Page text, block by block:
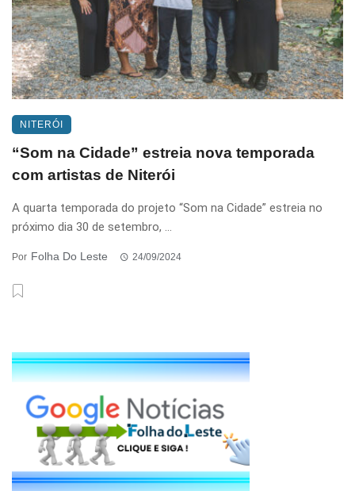
NITERÓI
“Som na Cidade” estreia nova temporada
com artistas de Niterói
A quarta temporada do projeto “Som na Cidade” estreia no
próximo dia 30 de setembro, ...
Por Folha Do Leste 24/09/2024